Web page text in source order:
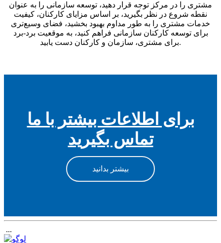
مشتری را در مرکز توجه قرار دهید، توسعه سازمانی را به عنوان
نقطه شروع در نظر بگیرید، بر اساس مزایای کارکنان، کیفیت
خدمات مشتری را به طور مداوم بهبود بخشید، فضای وسیع‌تری
برای توسعه کارکنان سازمانی فراهم کنید، به موقعیت برد-برد
برای مشتری، سازمان و کارکنان دست یابید.
برای اطلاعات بیشتر با ما
تماس بگیرید
بیشتر بدانید
‎‏‎ ...